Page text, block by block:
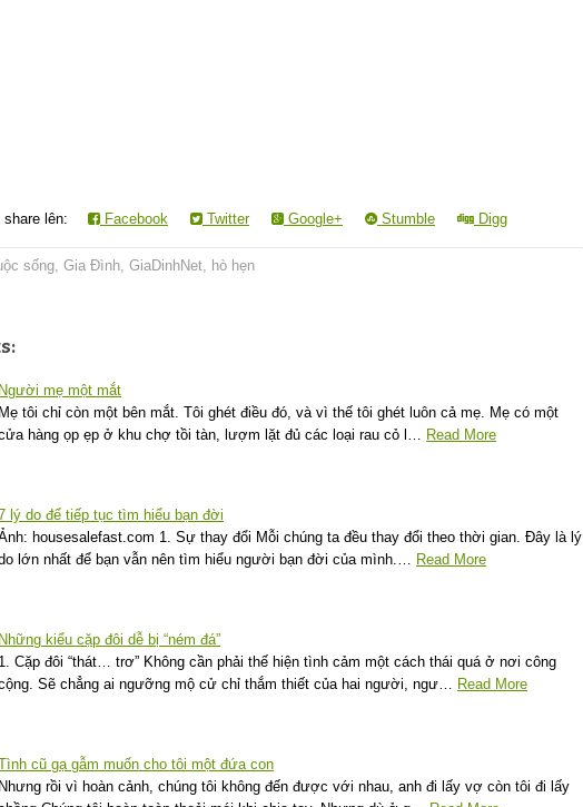
share lên: Facebook Twitter Google+ Stumble Digg
sống, Gia Đình, GiaDinhNet, hò hẹn
Người mẹ một mắt
Mẹ tôi chỉ còn một bên mắt. Tôi ghét điều đó, và vì thế tôi ghét luôn cả mẹ. Mẹ có một
hàng ọp ẹp ở khu chợ tồi tàn, lượm lặt đủ các loại rau cỏ l…
Read More
lý do để tiếp tục tìm hiểu bạn đời
housesalefast.com 1. Sự thay đổi Mỗi chúng ta đều thay đổi theo thời gian. Đây là lý
lớn nhất để bạn vẫn nên tìm hiểu người bạn đời của mình.…
Read More
Những kiểu cặp đôi dễ bị “ném đá”
1. Cặp đôi “thát… trơ” Không cần phải thế hiện tình cảm một cách thái quá ở nơi công
Sẽ chẳng ai ngưỡng mộ cử chỉ thắm thiết của hai người, ngư…
Read More
cũ gạ gẫm muốn cho tôi một đứa con
Nhưng rồi vì hoàn cảnh, chúng tôi không đến được với nhau, anh đi lấy vợ còn tôi đi lấy